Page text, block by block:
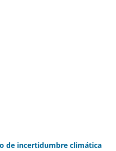
de incertidumbre climática